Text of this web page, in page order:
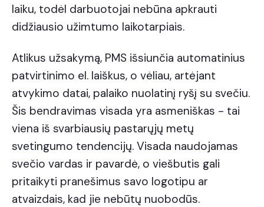
laiku, todėl darbuotojai nebūna apkrauti
didžiausio užimtumo laikotarpiais.
Atlikus užsakymą, PMS išsiunčia automatinius
patvirtinimo el. laiškus, o vėliau, artėjant
atvykimo datai, palaiko nuolatinį ryšį su svečiu.
Šis bendravimas visada yra asmeniškas - tai
viena iš svarbiausių pastarųjų metų
svetingumo tendencijų. Visada naudojamas
svečio vardas ir pavardė, o viešbutis gali
pritaikyti pranešimus savo logotipu ar
atvaizdais, kad jie nebūtų nuobodūs.